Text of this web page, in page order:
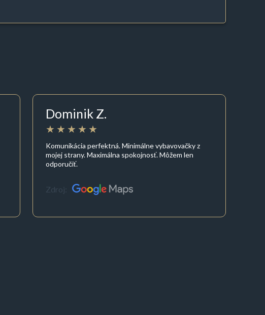
Dominik Z.
Komunikácia perfektná. Minimálne vybavovačky z
mojej strany. Maximálna spokojnosť. Môžem len
odporučiť.
Zdroj: